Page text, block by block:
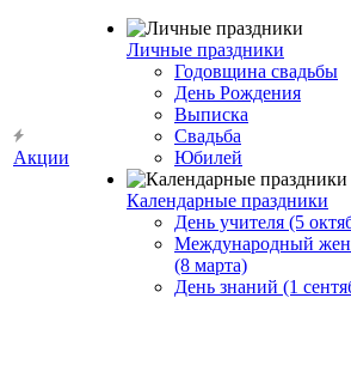
Акции
Личные праздники
Годовщина свадьбы
День Рождения
Выписка
Свадьба
Юбилей
Календарные праздники
День учителя (5
Международный
(8 марта)
День знаний (1